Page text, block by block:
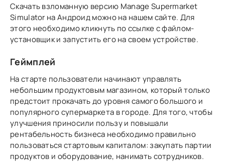
Скачать взломанную версию Manage Supermarket
Simulator на Андроид можно на нашем сайте. Для
этого необходимо кликнуть по ссылке с файлом-
установщик и запустить его на своем устройстве.
Геймплей
На старте пользователи начинают управлять
небольшим продуктовым магазином, который только
предстоит прокачать до уровня самого большого и
популярного супермаркета в городе. Для того, чтобы
улучшения приносили пользу и повышали
рентабельность бизнеса необходимо правильно
пользоваться стартовым капиталом: закупать партии
продуктов и оборудование, нанимать сотрудников.